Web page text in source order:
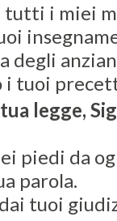
tutti i miei
degli
i tuoi
legge,
piedi da
parola.
tuoi